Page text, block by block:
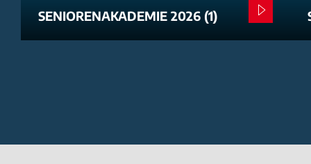
SENIORENAKADEMIE 2026 (1)